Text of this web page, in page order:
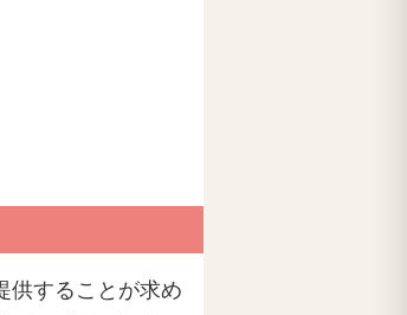
供することが求め